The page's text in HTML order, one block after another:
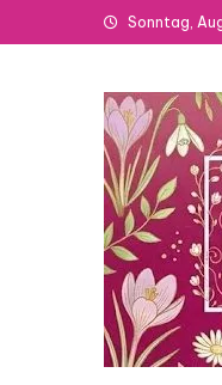
to
Sonntag,